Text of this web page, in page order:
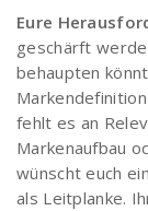
Eure
geschärft
behaupten
fehlt es an
Markenaufbau
wünscht euch
als Leitplanke.